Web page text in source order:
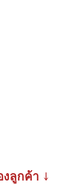
ลูกค้า ↓